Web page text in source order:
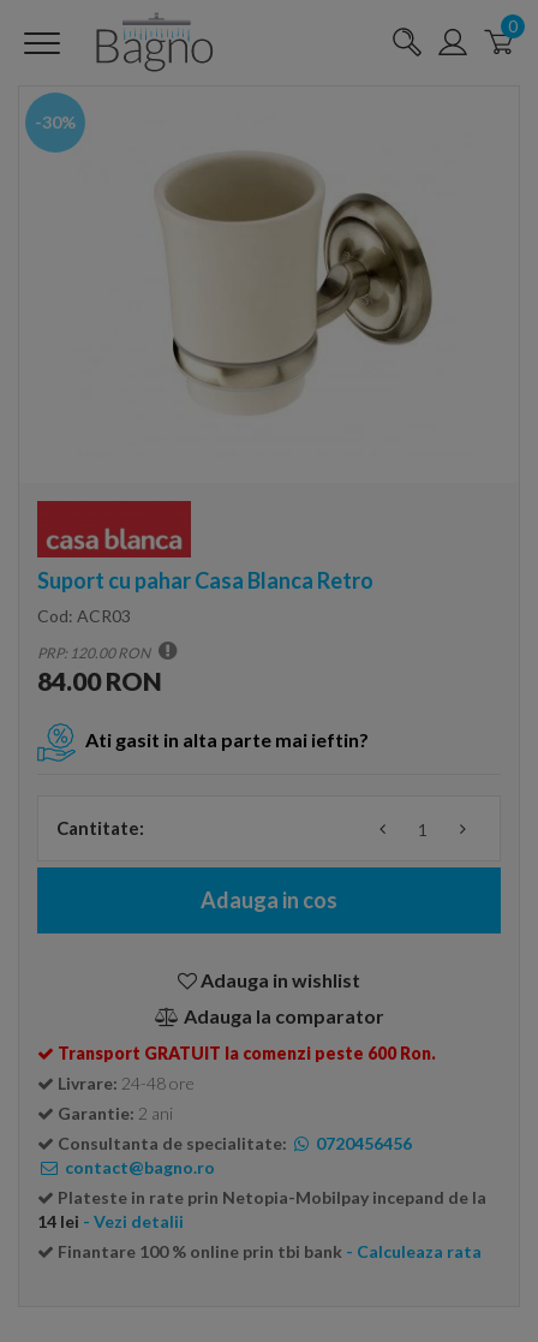
0
-30%
Suport cu pahar Casa Blanca Retro
Cod: ACR03
PRP: 120.00 RON
84.00 RON
Ati gasit in alta parte mai ieftin?
Cantitate:
Adauga in cos
Adauga in wishlist
Adauga la comparator
Transport GRATUIT la comenzi peste 600 Ron.
Livrare: 24-48 ore
Garantie: 2 ani
Consultanta de specialitate:
0720456456
contact@bagno.ro
Plateste in rate prin Netopia-Mobilpay incepand de la
14 lei - Vezi detalii
Finantare 100 % online prin tbi bank - Calculeaza rata